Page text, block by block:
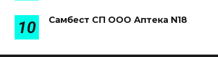
10 Самбест СП ООО Аптека N18